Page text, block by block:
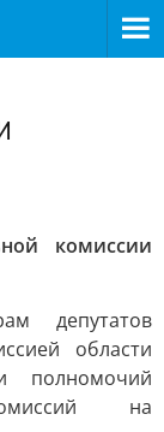
комиссии
депутатов
области
полномочий
на